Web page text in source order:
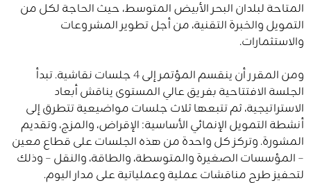
المتاحة لبلدان البحر الأبيض المتوسط، حيث الحاجة لكل من
التمويل والخبرة التقنية، من أجل تطوير المشروعات
والاستثمارات.
ومن المقرر أن ينقسم المؤتمر إلى 4 جلسات نقاشية. تبدأ
الجلسة الافتتاحية بفريق عالي المستوى يناقش أبعاد
الاستراتيجية، ثم تتبعها ثلاث جلسات مواضيعية تتطرق إلى
أنشطة التمويل الإنمائي الأساسية: الإقراض، والمزج، وتقديم
المشورة. وتركز كل واحدة من هذه الجلسات على قطاع معين
– المؤسسات الصغيرة والمتوسطة، والطاقة، والنقل – وذلك
لتحفيز طرح مناقشات عملية وعملياتية على مدار اليوم.